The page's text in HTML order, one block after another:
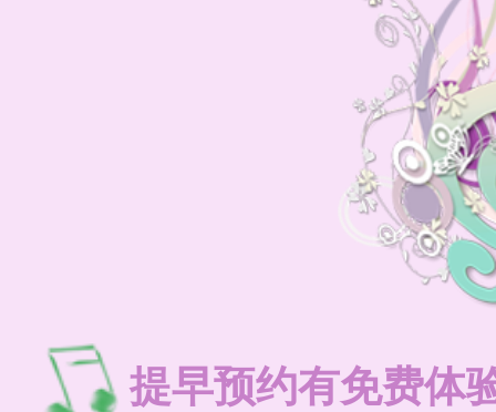
提早预约有免费体